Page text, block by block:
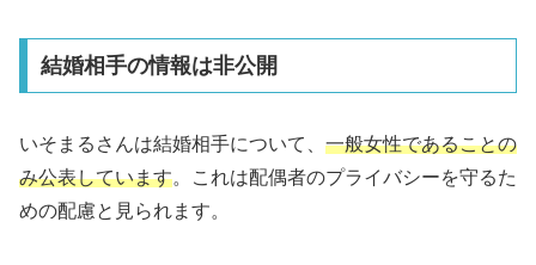
結婚相手の情報は非公開
いそまるさんは結婚相手について、 一般女性であることの
み公表しています。これは配偶者のプライバシーを守るた
めの配慮と見られます。